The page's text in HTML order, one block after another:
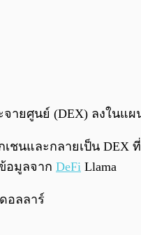
ะจายศูนย์ (DEX) ลงใน
ชนและกลายเป็น DEX
อมูลจาก DeFi Llama
อลลาร์